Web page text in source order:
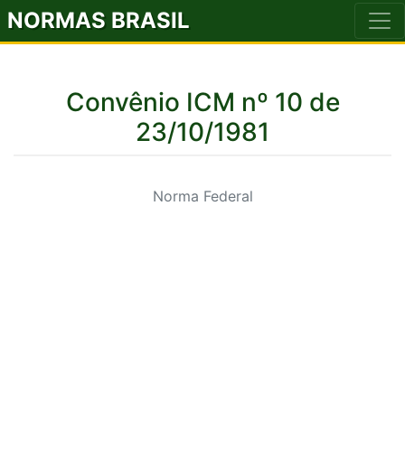
NORMAS BRASIL
Convênio ICM nº 10 de
23/10/1981
Norma Federal